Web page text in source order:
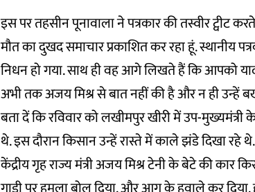
इस पर तहसीन पूनावाला ने पत्रकार की तस्वीर
मौत का दुखद समाचार प्रकाशित कर रहा हूं. स्थानीय
निधन हो गया. साथ ही वह आगे लिखते हैं कि आपको याद
अभी तक अजय मिश्र से बात नहीं की है और न ही उन्हें
बता दें कि रविवार को लखीमपुर खीरी में उप-
थे. इस दौरान किसान उन्हें रास्ते में काले झंडे दिखा रहे
केंद्रीय गृह राज्य मंत्री अजय मिश्र टेनी के बेटे की कार